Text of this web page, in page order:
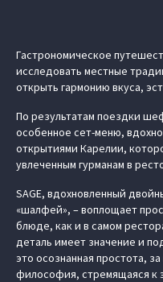
Гастрономическое
исследовать местные
открыть гармонию вкуса,
По результатам поездки
особенное сет-меню,
открытиями Карелии,
увлеченным гурманам в
SAGE, вдохновленный
«шалфей», – воплощает
блюде, как и в самом
деталь имеет значение и
это осознанная простота,
философия, стремящаяся к